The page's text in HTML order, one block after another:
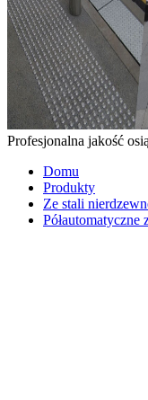
Profesjonalna jakość
Domu
Produkty
Ze stali
Półautomatyczne